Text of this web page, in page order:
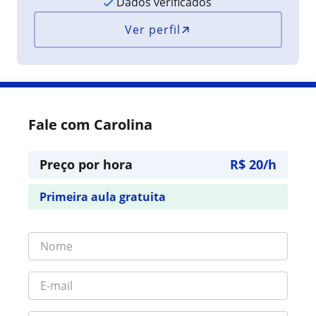
Ver perfil
Fale com Carolina
Preço por hora R$ 20/h
Primeira aula gratuita